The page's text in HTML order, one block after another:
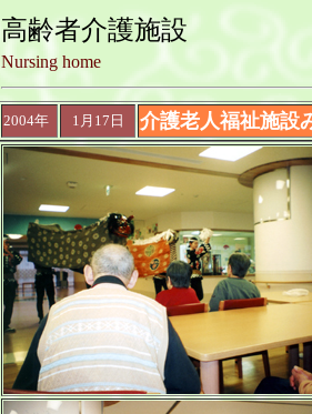
高齢者介護施設
Nursing home
2004年 1月17日 介護老人福祉施設